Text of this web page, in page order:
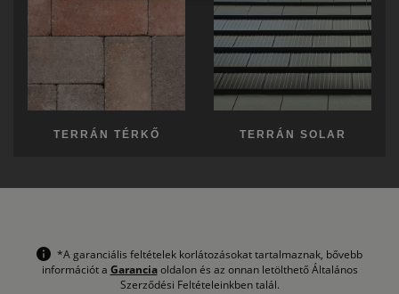
TERRÁN TÉRKŐ TERRÁN SOLAR
*A garanciális feltételek korlátozásokat tartalmaznak, bővebb
információt a Garanciaoldalon és az onnan letölthető Általános
Szerződési Feltételeinkben talál.
ITALIAN